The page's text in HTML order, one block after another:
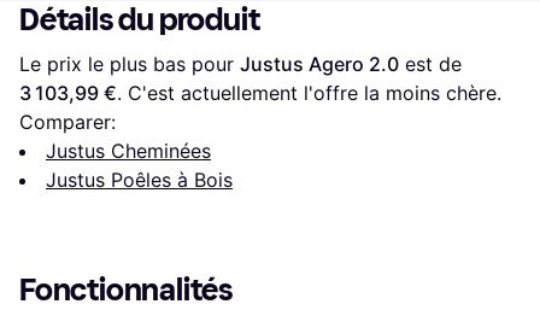
Détails du produit
Le prix le plus bas pour Justus Agero 2.0
3 103,99 €. C'est actuellement l'offre la moins chère.
Comparer:
Justus Cheminées
Justus Poêles à Bois
Fonctionnalités